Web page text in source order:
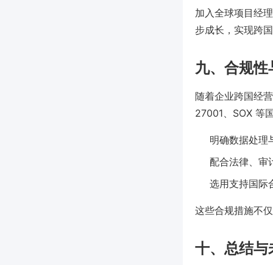
加入全球项目经
步成长，实现跨
九、合规
随着企业跨国经
27001、SOX 等
明确数据处理
配合法律、审
选用支持国际
这些合规措施不
十、总结与